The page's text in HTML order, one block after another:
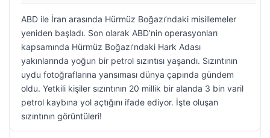
ABD ile İran arasında Hürmüz Boğazı’ndaki misillemeler
yeniden başladı. Son olarak ABD’nin operasyonları
kapsamında Hürmüz Boğazı’ndaki Hark Adası
yakınlarında yoğun bir petrol sızıntısı yaşandı. Sızıntının
uydu fotoğraflarına yansıması dünya çapında gündem
oldu. Yetkili kişiler sızıntının 20 millik bir alanda 3 bin varil
petrol kaybına yol açtığını ifade ediyor. İşte oluşan
sızıntının görüntüleri!